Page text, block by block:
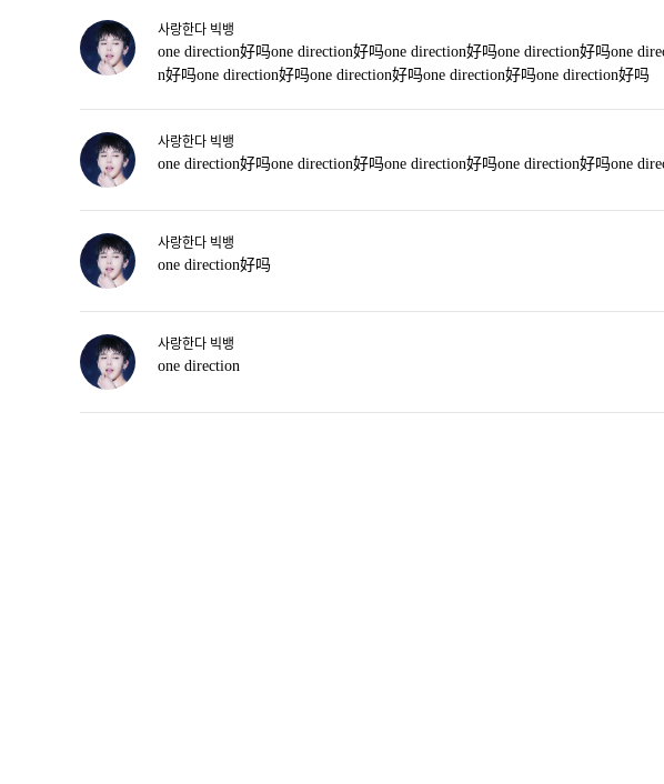
사랑한다 빅뱅
one direction好吗one direction好吗one direction好吗one direction好吗one
n好吗one direction好吗one direction好吗one direction好吗one direction好吗
사랑한다 빅뱅
one direction好吗one direction好吗one direction好吗one direction好吗one
사랑한다 빅뱅
one direction好吗
사랑한다 빅뱅
one direction